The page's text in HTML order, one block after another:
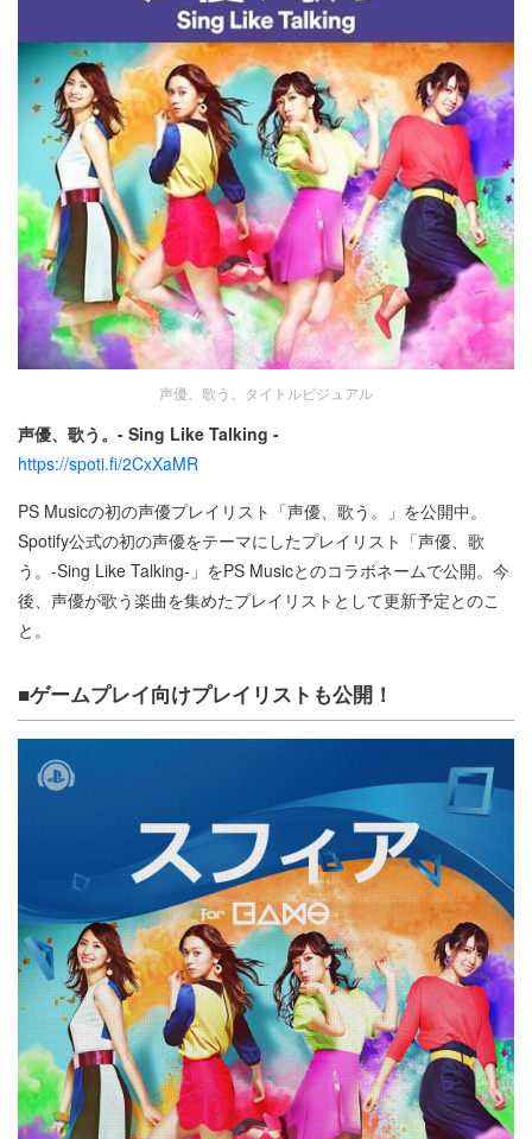
声優、歌う。タイトルビジュアル
声優、歌う。- Sing Like Talking -
https://spoti.fi/2CxXaMR
PS Musicの初の声優プレイリスト「声優、歌う。」を公開中。
Spotify公式の初の声優をテーマにしたプレイリスト「声優、歌
う。-Sing Like Talking-」をPS Musicとのコラボネームで公開。今
後、声優が歌う楽曲を集めたプレイリストとして更新予定とのこ
と。
■ゲームプレイ向けプレイリストも公開！